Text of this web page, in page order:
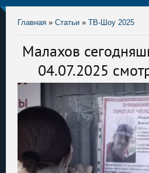
Главная » Статьи » ТВ-Шоу 2025
Малахов
04.07.2025